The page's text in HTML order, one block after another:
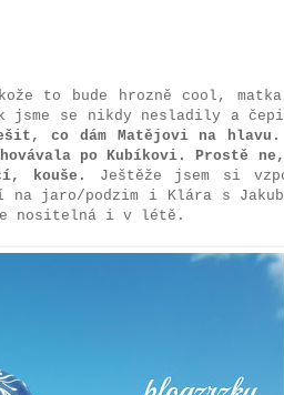
to bude hrozně cool,
jsme se nikdy nesladily a
co dám Matějovi na
po Kubíkovi. Prostě
kouše.
Ještěže jsem si
jaro/podzim i Klára s
nositelná i v létě.